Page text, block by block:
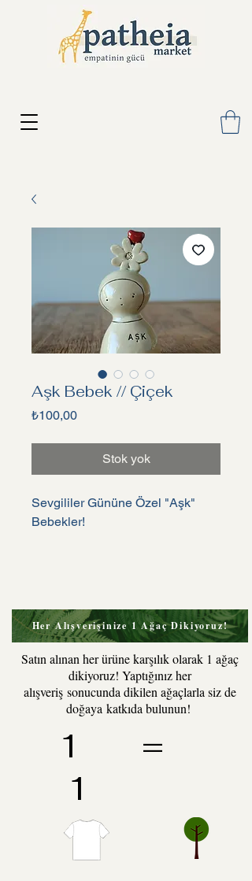
Aşk Bebek // Çiçek
₺100,00Fiyat
Stok yok
Sevgililer Gününe Özel "Aşk"
Bebekler!
büyükler ortalama 18
cm boyutundadır.
Her Alışverişinize 1 Ağaç Dikiyoruz!
Satın alınan her ürüne karşılık olarak 1 ağaç
dikiyoruz! Yaptığınız her
alışveriş sonucunda dikilen ağaçlarla siz de
doğaya katkıda bulunun!
1 =
1